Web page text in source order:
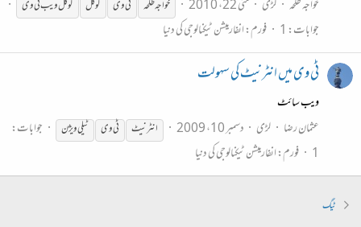
خواجہ طلحہ لڑی مئی 22، 2010 خواجہ طلحہ ٹیوی گوگل گوگلویبٹیوی
جوابات: 1 فورم:انفارمیشن ٹیکنالوجی کی دنیا
ٹی وی میں انٹرنیٹ کی سہولت
ویب سائٹ
عثمان رضا
لڑی دسمبر 10، 2009 انٹرنیٹ ٹیوی ٹیلیویژن
جوابات:
1
فورم:انفارمیشن ٹیکنالوجی کی دنیا
ٹیگ